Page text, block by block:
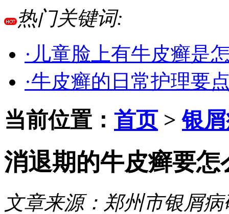
热门关键词:
·儿童脸上有牛皮癣是
·牛皮癣的日常护理要
当前位置： 首页>银
消退期的牛皮癣要怎
文章来源： 郑州市银屑